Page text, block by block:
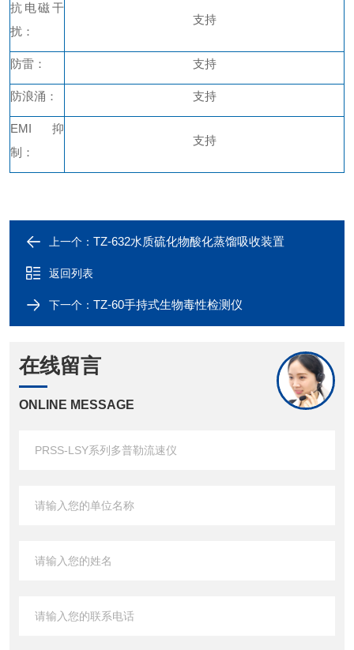
抗电磁干
扰：
支持
防雷： 支持
防浪涌： 支持
EMI抑
制：
支持
上一个： TZ-632水质硫化物酸化蒸馏吸收装置
返回列表
下一个： TZ-60手持式生物毒性检测仪
在线留言
ONLINE MESSAGE